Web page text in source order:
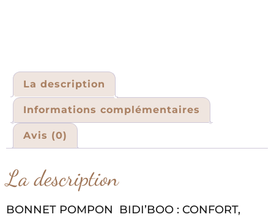
La description
Informations complémentaires
Avis (0)
La description
BONNET POMPON BIDI’BOO : CONFORT,